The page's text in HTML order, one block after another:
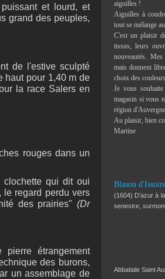
et lourd, et
grand des peuples,
de l'estive sculpté
haut pour 1,40 m de
la race Salers en
rouges dans un
clochette qui dit oui
le regard perdu vers
des prairies" (Dr
étrangement
des burons,
un assemblage de
aiguilles !
Aiguilles à
tout se mélange
C'est un plaisir
tissus, leurs
nouveautés.
mais donnent
choix des
Je vous
magasin si vous
région
Au plaisir, bien
Martine
Blason
(1604) D’azur à
senestre,
Abbatiale Saint